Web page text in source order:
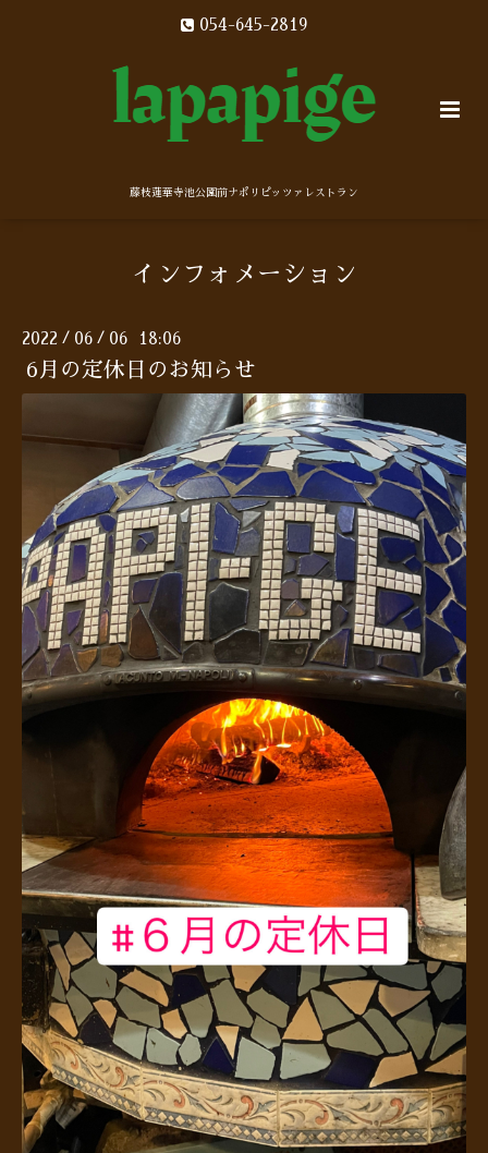
054-645-2819
藤枝蓮華寺池公園前ナポリピッツァレストラン
インフォメーション
2022 / 06 / 06 18:06
6月の定休日のお知らせ